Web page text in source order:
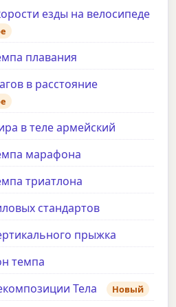
езды на велосипеде
плавания
в расстояние
в теле армейский
марафона
триатлона
стандартов
прыжка
темпа
Тела
Новый